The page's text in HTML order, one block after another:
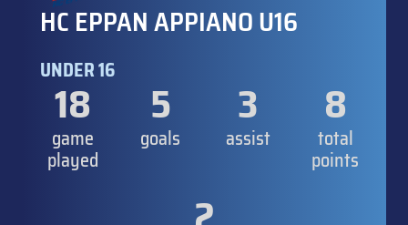
HC EPPAN APPIANO U16
UNDER 16
18
game
played
5
goals
3
assist
8
total
points